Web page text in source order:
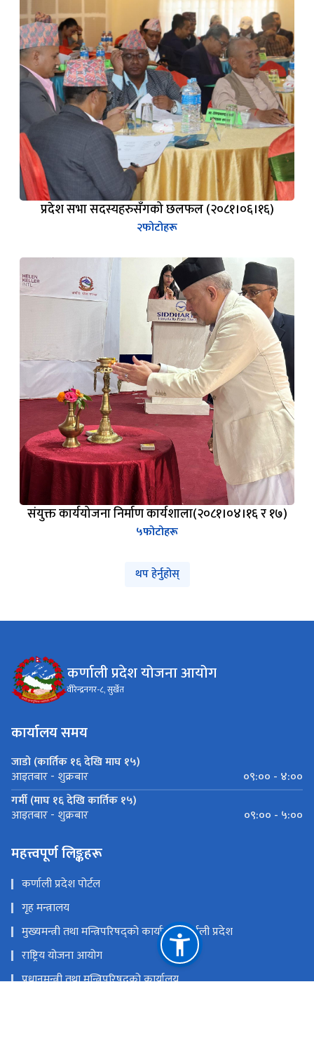
प्रदेश सभा सदस्यहरुसँगको छलफल (२०८१।०६।१६)
२फोटोहरू
संयुक्त कार्ययोजना निर्माण कार्यशाला(२०८१।०४।१६ र १७)
५फोटोहरू
थप हेर्नुहोस्
कर्णाली प्रदेश योजना आयोग
वीरेन्द्रनगर-८, सुर्खेत
कार्यालय समय
जाडो (कार्तिक १६ देखि माघ १५)
आइतबार - शुक्रबार
०९:०० - ४:००
गर्मी (माघ १६ देखि कार्तिक १५)
आइतबार - शुक्रबार ०९:०० - ५:००
महत्त्वपूर्ण लिङ्कहरू
कर्णाली प्रदेश पोर्टल
गृह मन्त्रालय
मुख्यमन्त्री तथा मन्त्रिपरिषद्को कार्यालय,कर्णाली प्रदेश
राष्ट्रिय योजना आयोग
प्रधानमन्त्री तथा मन्त्रिपरिषद्को कार्यालय